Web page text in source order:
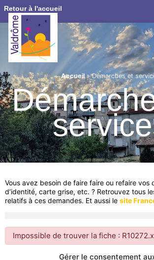
Gérer le consentement
Retour à l'accueil
Accueil»Démarches et
Vous avez besoin de faire faire ou refaire vos
d’identité, carte grise, etc. ? Retrouvez tous
relatifs à ces demandes. Et aussi le site
Impossible de trouver la fiche :